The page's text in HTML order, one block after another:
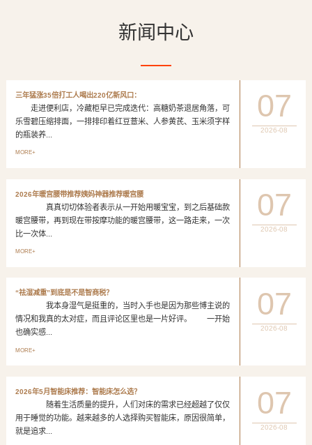
新闻中心
三年猛涨35倍打工人喝出220亿新风口：
走进便利店，冷藏柜早已完成迭代：高糖奶茶退居角落，可
乐雪碧压缩排面，一排排印着红豆薏米、人参黄芪、玉米须字样
的瓶装养...
MORE+
07
2026-08
2026年暖宫腰带推荐姨妈神器推荐暖宫腰
真真切切体验者表示从一开始用暖宝宝，到之后基础款
暖宫腰带，再到现在带按摩功能的暖宫腰带，这一路走来，一次
比一次体...
MORE+
07
2026-08
“祛湿减重”到底是不是智商税？
我本身湿气是挺重的，当时入手也是因为那些博主说的
情况和我真的太对症，而且评论区里也是一片好评。 一开始
也确实感...
MORE+
07
2026-08
2026年5月智能床推荐：智能床怎么选？
随着生活质量的提升，人们对床的需求已经超越了仅仅
用于睡觉的功能。越来越多的人选择购买智能床，原因很简单，
就是追求...
07
2026-08